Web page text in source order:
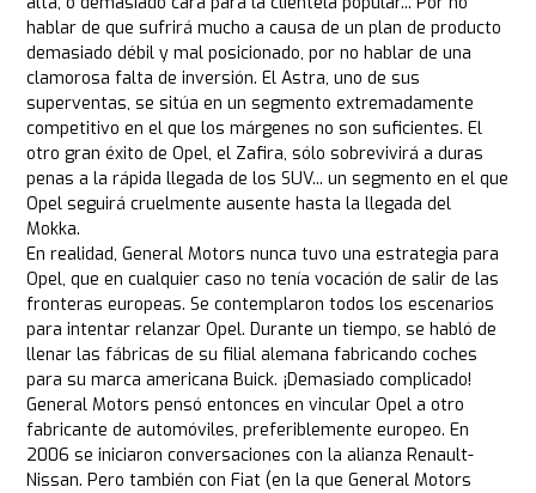
hablar de que sufrirá mucho a causa de un plan de producto
demasiado débil y mal posicionado, por no hablar de una
clamorosa falta de inversión. El Astra, uno de sus
superventas, se sitúa en un segmento extremadamente
competitivo en el que los márgenes no son suficientes. El
otro gran éxito de Opel, el Zafira, sólo sobrevivirá a duras
penas a la rápida llegada de los SUV... un segmento en el que
Opel seguirá cruelmente ausente hasta la llegada del
Mokka.
En realidad, General Motors nunca tuvo una estrategia para
Opel, que en cualquier caso no tenía vocación de salir de las
fronteras europeas. Se contemplaron todos los escenarios
para intentar relanzar Opel. Durante un tiempo, se habló de
llenar las fábricas de su filial alemana fabricando coches
para su marca americana Buick. ¡Demasiado complicado!
General Motors pensó entonces en vincular Opel a otro
fabricante de automóviles, preferiblemente europeo. En
2006 se iniciaron conversaciones con la alianza Renault-
Nissan. Pero también con Fiat (en la que General Motors